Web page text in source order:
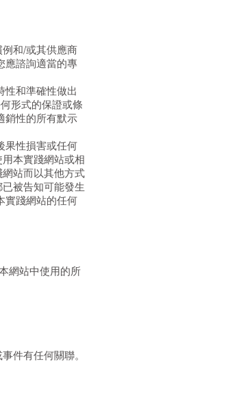
和/或其供應商
應諮詢適當的專
性和準確性做出
形式的保證或條
銷性的所有默示
果性損害或任何
本實踐網站或相
站而以其他方式
被告知可能發生
實踐網站的任何
網站中使用的所
件有任何關聯。